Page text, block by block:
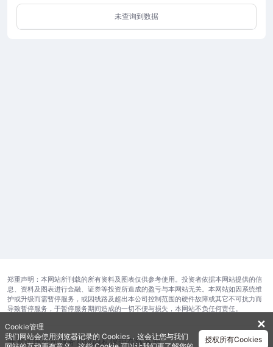
未查询到数据
郑重声明：本网站所刊载的所有资料及图表仅供参考使用。投资者依据本网站提供的信
息、资料及图表进行金融、证券等投资所造成的盈亏与本网站无关。本网站如因系统维
护或升级而需暂停服务，或因线路及超出本公司控制范围的硬件故障或其它不可抗力而
导致暂停服务，于暂停服务期间造成的一切不便与损失，本网站不负任何责任。
开发运维公司服务协议隐私保护在线客服
✕
Cookie管理
我们网站会使用浏览器记录的 Cookies，这会让您与我们
授权所有Cookies